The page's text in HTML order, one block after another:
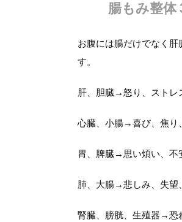
腸もみ整体
お腹には腸だけでなく
す。
肝、胆臓→怒り、ストレ
心臓、小腸→喜び、焦り
胃、脾臓→思い煩い、不
肺、大腸→悲しみ、失望
腎臓、膀胱、生殖器→恐